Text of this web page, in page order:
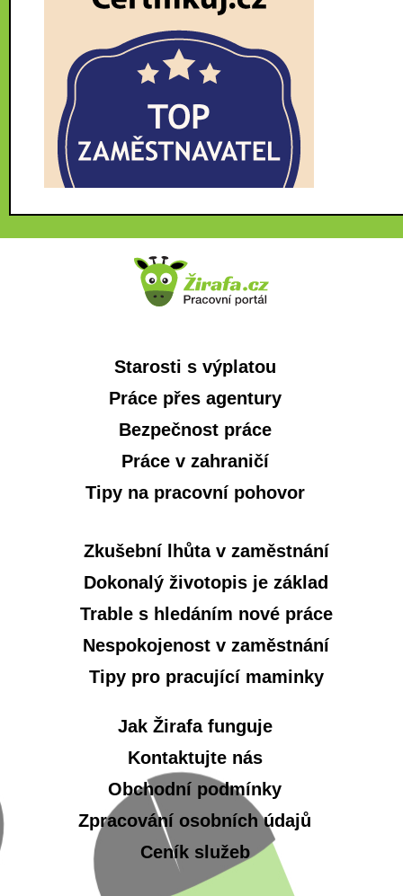
Starosti s výplatou
Práce přes agentury
Bezpečnost práce
Práce v zahraničí
Tipy na pracovní pohovor
Zkušební lhůta v zaměstnání
Dokonalý životopis je základ
Trable s hledáním nové práce
Nespokojenost v zaměstnání
Tipy pro pracující maminky
Jak Žirafa funguje
Kontaktujte nás
Obchodní podmínky
Zpracování osobních údajů
Ceník služeb